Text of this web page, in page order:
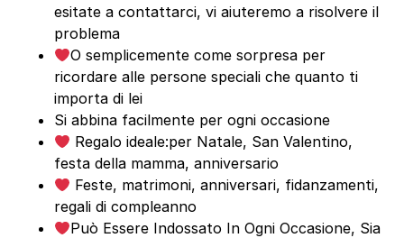
esitate a contattarci, vi aiuteremo a risolvere il
problema
O semplicemente come sorpresa per
ricordare alle persone speciali che quanto ti
importa di lei
Si abbina facilmente per ogni occasione
Regalo ideale:per Natale, San Valentino,
festa della mamma, anniversario
Feste, matrimoni, anniversari, fidanzamenti,
regali di compleanno
Può Essere Indossato In Ogni Occasione, Sia